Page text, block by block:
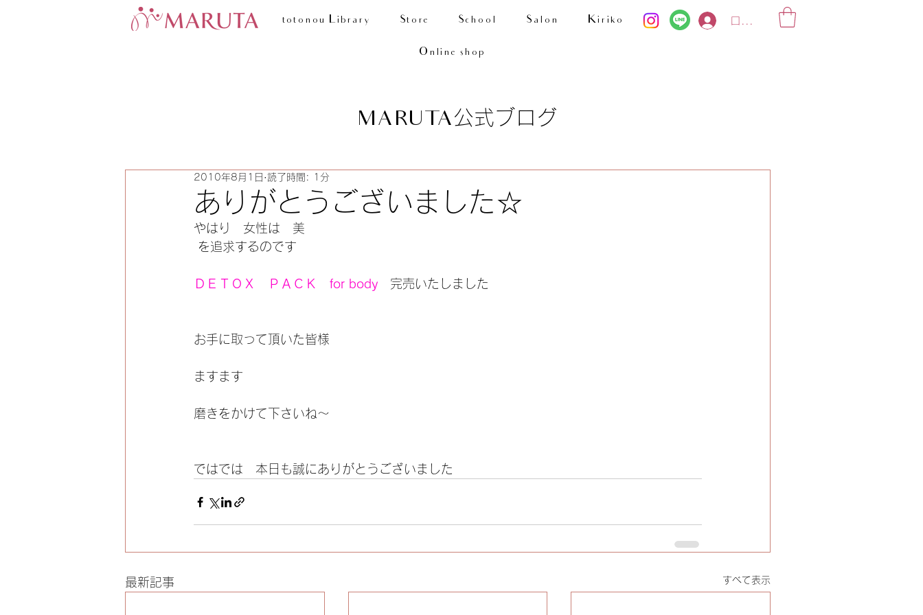
totonou Library Store School Salon Kiriko
Online shop
ログイン
MARUTA公式ブログ
ありがとうございました☆
2010年8月1日 読了時間: 1分
やはり　女性は　美
を追求するのです
ＤＥＴＯＸ　ＰＡＣＫ　for body 完売いたしました
お手に取って頂いた皆様
ますます
磨きをかけて下さいね～
ではでは　本日も誠にありがとうございました
最新記事 すべて表示